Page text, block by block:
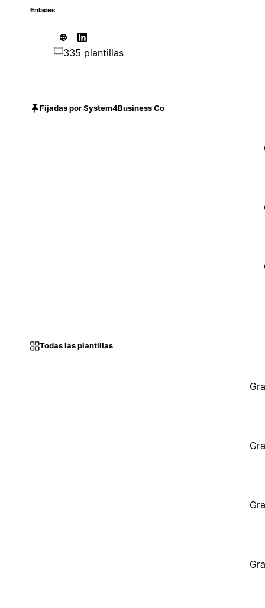
Enlaces
335 plantillas
Fijadas por System4Business Co
Todas las plantillas